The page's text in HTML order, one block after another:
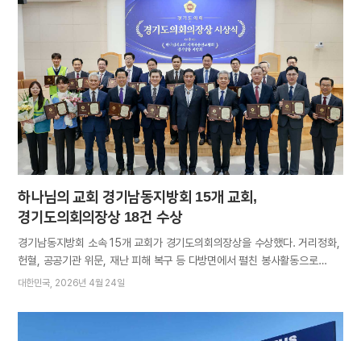
고향이자 생명의 근원인 하늘 어머니께로 인도하는 데 필요한 덕목을
일깨웠다. 성도 개개인이 하나님의 사랑이 깃든 말과 행실, 마음가짐으로
교회를 따뜻하게 가꾸어야 한다는 것이 요지다. 김주철 목사는 “바다에 살던
연어는 자신이 태어난 강으로 돌아가기 위해 고통이 따르더라도 신체적
변화를 감내한다”며 “우리도 천국 길에서 하나님의 뜻에 합당한 성품과
믿음으로 변화되어 세상을 이롭게 하고 뭇사람을 구원하자. 그것이
하나님께서 각 지역에 교회를 세우신 이유”라고 역설했다. 의왕교회는
녹지가 풍부한 생태도시이자…
하나님의 교회 경기남동지방회 15개 교회,
경기도의회의장상 18건 수상
경기남동지방회 소속 15개 교회가 경기도의회의장상을 수상했다. 거리정화,
헌혈, 공공기관 위문, 재난 피해 복구 등 다방면에서 펼친 봉사활동으로
지역사회 발전과 시민들의 안녕에 공헌했다는 평가다. 같은 날 아세즈
하나님의교회 직장인청년봉사단), 아세즈 스타(ASEZ STAR, 하나님의교회
학생봉사단) 여주지부도 각각 같은 상을 받아 기쁨을 더했다. 시상식은 4월
대한민국 2026년 4월 24일